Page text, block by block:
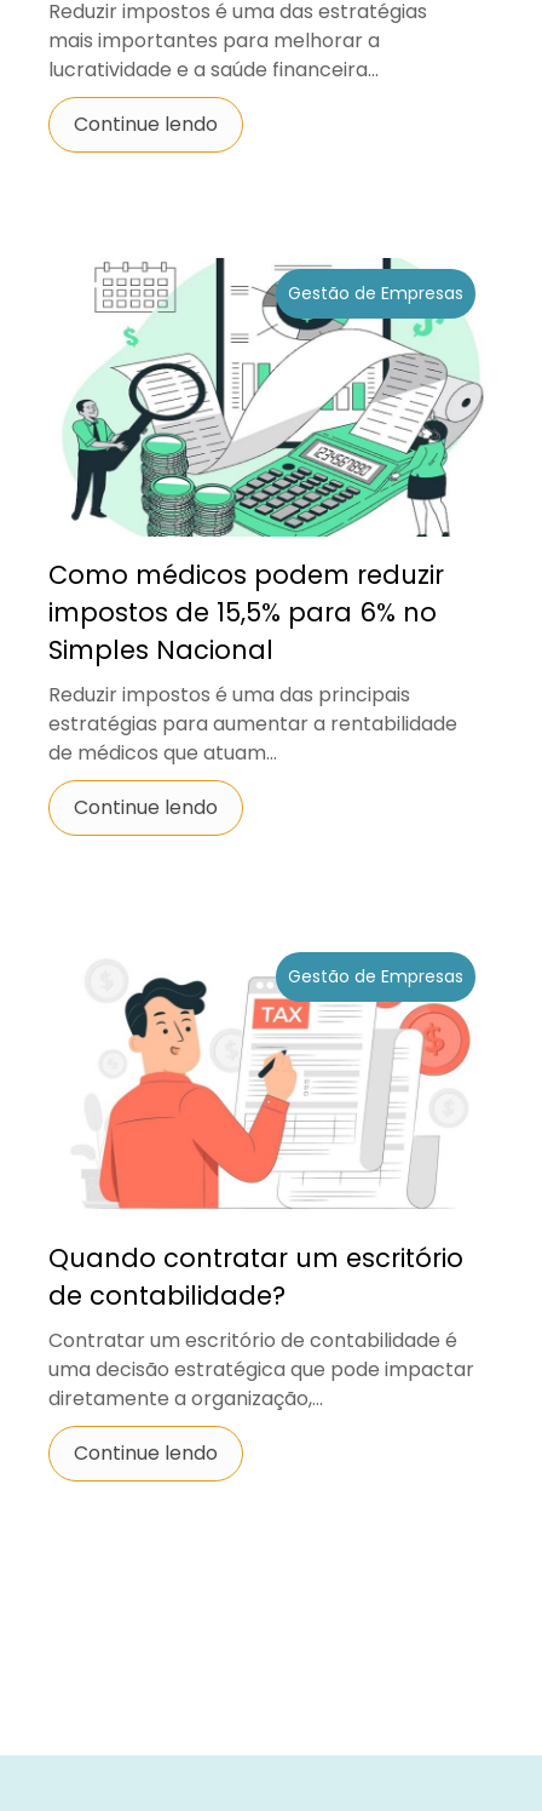
Reduzir impostos é uma das estratégias
mais importantes para melhorar a
lucratividade e a saúde financeira...
Continue lendo
Gestão de Empresas
Como médicos podem reduzir
impostos de 15,5% para 6% no
Simples Nacional
Reduzir impostos é uma das principais
estratégias para aumentar a rentabilidade
de médicos que atuam...
Continue lendo
Gestão de Empresas
Quando contratar um escritório
de contabilidade?
Contratar um escritório de contabilidade é
uma decisão estratégica que pode impactar
diretamente a organização,...
Continue lendo